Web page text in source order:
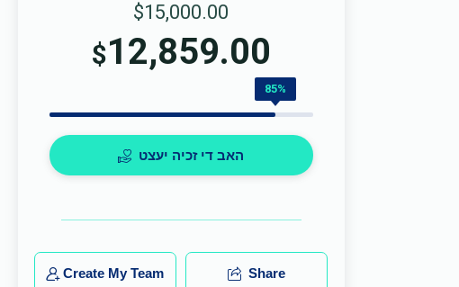
$15,000.00
$12,859.00
85%
האב די זכיה יעצט
Create My Team Share